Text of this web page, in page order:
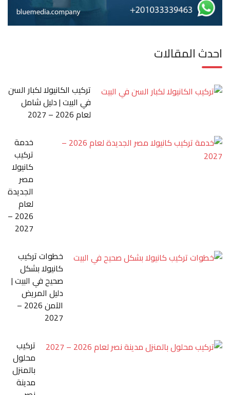
احدث المقالات
تركيب الكانيولا لكبار السن
في البيت | دليل شامل
لعام 2026 – 2027
خدمة
تركيب
كانيولا
مصر
الجديدة
لعام
2026 –
2027
خطوات تركيب
كانيولا بشكل
صحيح في البيت |
دليل المريض
الآمن 2026 –
2027
تركيب
محلول
بالمنزل
مدينة